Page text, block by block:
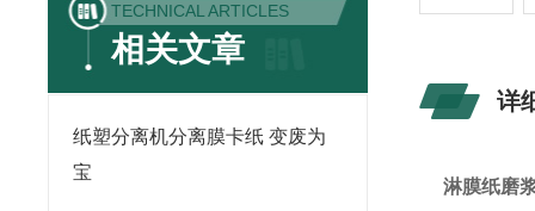
TECHNICAL ARTICLES
相关文章
纸塑分离机分离膜卡纸 变废为
宝
详
淋膜纸磨